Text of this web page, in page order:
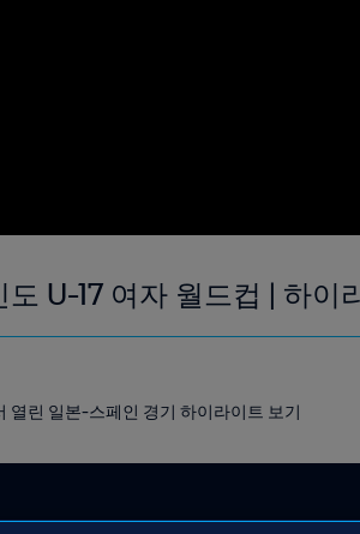
U-17 여자 월드컵 | 하이
린 일본-스페인 경기 하이라이트 보기